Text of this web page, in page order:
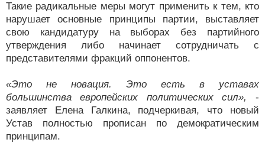
Такие радикальные меры могут применить к тем, кто
нарушает основные принципы партии, выставляет
свою кандидатуру на выборах без партийного
утверждения либо начинает сотрудничать с
представителями фракций оппонентов.
«Это не новация. Это есть в уставах
большинства европейских политических сил»,
-
заявляет Елена Галкина, подчеркивая, что новый
Устав полностью прописан по демократическим
принципам.